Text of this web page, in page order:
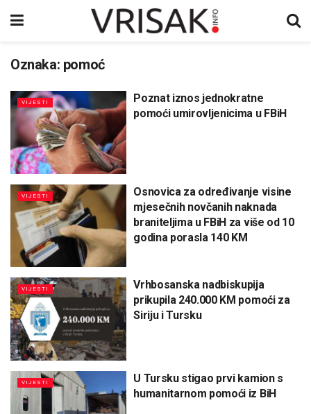
Oznaka: pomoć
VIJESTI
Poznat iznos jednokratne
pomoći umirovljenicima u FBiH
VIJESTI
Osnovica za određivanje visine
mjesečnih novčanih naknada
braniteljima u FBiH za više od 10
godina porasla 140 KM
VIJESTI
Vrhbosanska nadbiskupija
prikupila 240.000 KM pomoći za
Siriju i Tursku
VIJESTI
U Tursku stigao prvi kamion s
humanitarnom pomoći iz BiH